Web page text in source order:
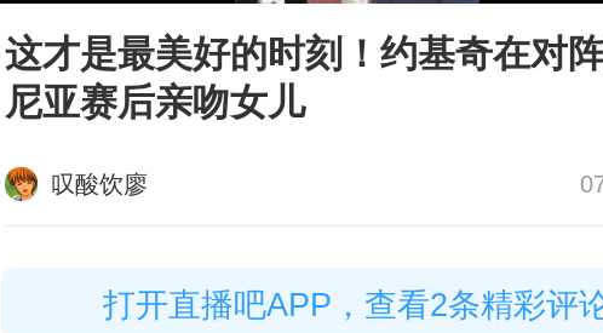
这才是最美好的时刻！约基奇在对
尼亚赛后亲吻女儿
叹酸饮廖
打开直播吧APP，查看2条精彩评